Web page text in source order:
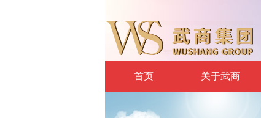
首页 关于武商